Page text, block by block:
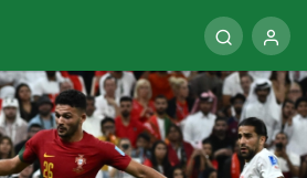
maç özeti izle (VİDEO)